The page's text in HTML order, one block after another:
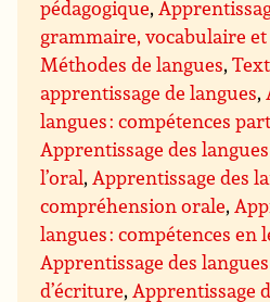
pédagogique,
grammaire, vocabulaire
Méthodes de langues,
apprentissage de langues,
langues : compétences
Apprentissage des
l’oral,Apprentissage des
compréhension orale,
langues : compétences en
Apprentissage des
d’écriture,Apprentissage